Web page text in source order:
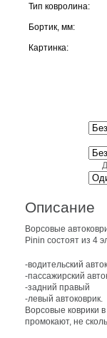
Тип ковролина:
Бортик, мм:
Картинка:
Описание
Ворсовые
Pinin состоят из 4
-водительский
-пассажирский
-задний правый
-левый автоковрик.
Ворсовые коврики
промокают, не